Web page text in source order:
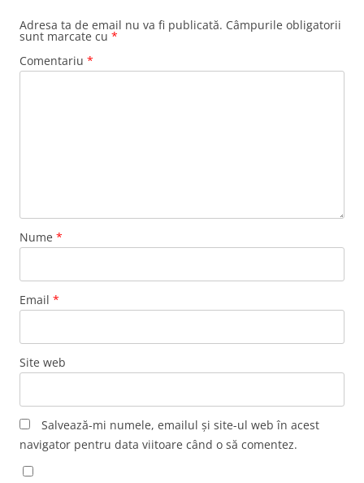
Adresa ta de email nu va fi publicată. Câmpurile obligatorii
sunt marcate cu *
Comentariu *
Nume *
Email *
Site web
Salvează-mi numele, emailul și site-ul web în acest
navigator pentru data viitoare când o să comentez.